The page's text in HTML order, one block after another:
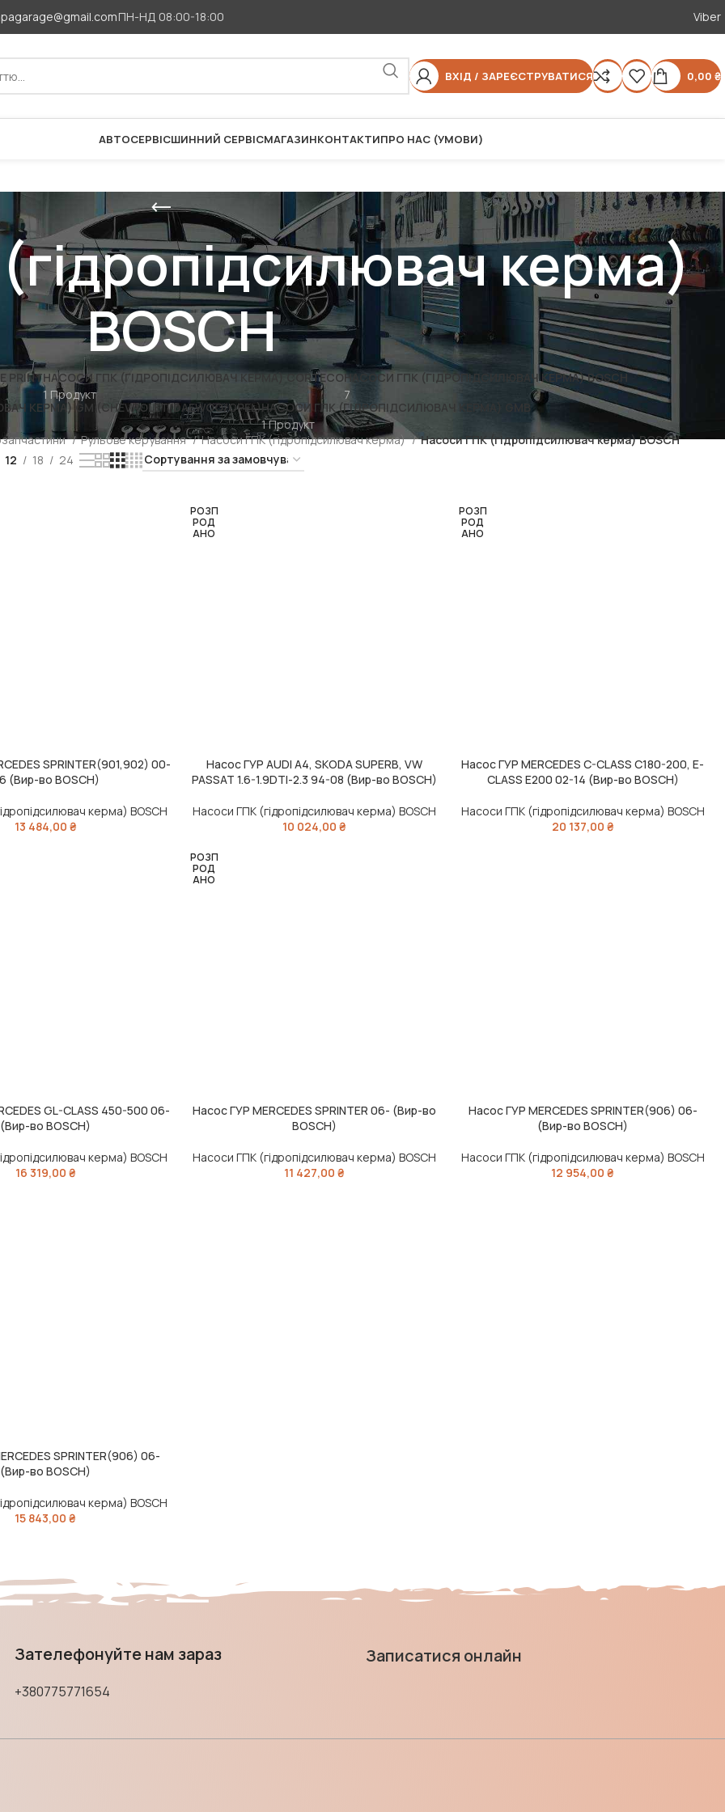
ПН-НД 08:00-18:00 Viber
ВХІД / ЗАРЕЄСТРУВАТИСЯ 0,00 ₴
АВТОСЕРВІСШИННИЙ СЕРВІСМАГАЗИНКОНТАКТИПРО НАС (УМОВИ)
керма)
BOSCH
PRINTНАСОСИ ГПК (ГІДРОПІДСИЛЮВАЧ КЕРМА) CORTECO
1 Продукт
НАСОСИ ГПК (ГІДРОПІДСИЛЮВАЧ КЕРМА) BOSCH
7
КЕРМА) GM (CHEVROLET/DAEWOO/OPEL)НАСОСИ ГПК (ГІДРОПІДСИЛЮВАЧ КЕРМА) GMB
1 Продукт
Рульове керування Насоси ГПК (гідропідсилювач керма)
Насоси ГПК (гідропідсилювач керма) BOSCH
12 18 24
SPRINTER(901,902) 00-
(Вир-во BOSCH)
керма) BOSCH
13 484,00 ₴
РОЗП
РОД
АНО
ЧИТАТИ ДАЛІ
Насос ГУР AUDI A4, SKODA SUPERB, VW
PASSAT 1.6-1.9DTI-2.3 94-08 (Вир-во BOSCH)
Насоси ГПК (гідропідсилювач керма) BOSCH
10 024,00 ₴
РОЗП
РОД
АНО
ЧИТАТИ ДАЛІ
Насос ГУР MERCEDES C-CLASS C180-200, E-
CLASS E200 02-14 (Вир-во BOSCH)
Насоси ГПК (гідропідсилювач керма) BOSCH
20 137,00 ₴
GL-CLASS 450-500 06-
(Вир-во BOSCH)
керма) BOSCH
16 319,00 ₴
РОЗП
РОД
АНО
ЧИТАТИ ДАЛІ
Насос ГУР MERCEDES SPRINTER 06- (Вир-во
BOSCH)
Насоси ГПК (гідропідсилювач керма) BOSCH
11 427,00 ₴
ДОДАТИ В КОШИК
Насос ГУР MERCEDES SPRINTER(906) 06-
(Вир-во BOSCH)
Насоси ГПК (гідропідсилювач керма) BOSCH
12 954,00₴
SPRINTER(906) 06-
(Вир-во BOSCH)
керма) BOSCH
15 843,00₴
Зателефонуйте нам зараз
+380775771654
Записатися онлайн